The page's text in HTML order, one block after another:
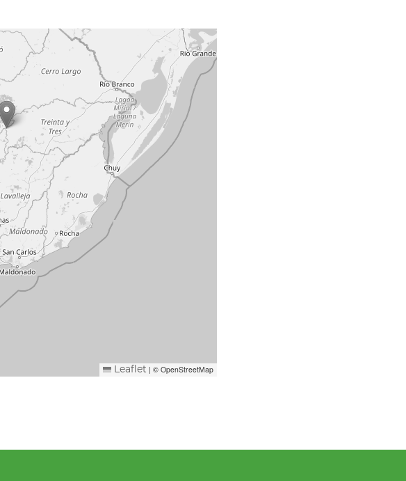
Leaflet | © OpenStreetMap